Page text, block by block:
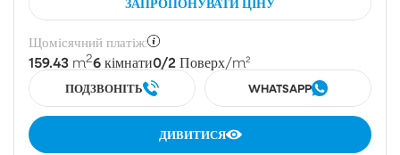
Щомісячний платіж:
159.43 m26 кімнати0/2 Поверх/m²
ПОДЗВОНІТЬ WHATSAPP
ДИВИТИСЯ